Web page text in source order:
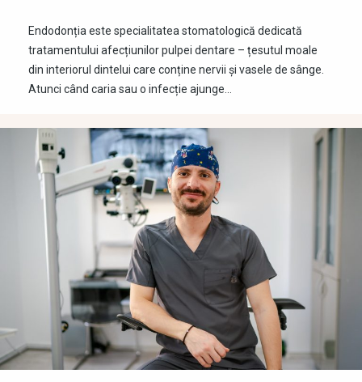
Endodonția este specialitatea stomatologică dedicată
tratamentului afecțiunilor pulpei dentare – țesutul moale
din interiorul dintelui care conține nervii și vasele de sânge.
Atunci când caria sau o infecție ajunge…